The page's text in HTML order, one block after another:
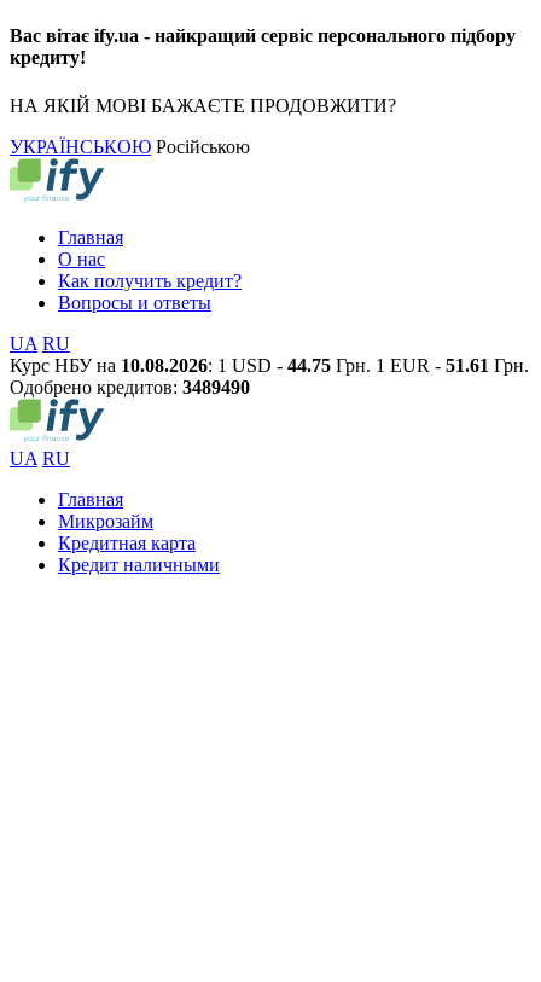
Вас вітає ify.ua - найкращий сервіс персонального підбору
кредиту!
НА ЯКІЙ МОВІ БАЖАЄТЕ ПРОДОВЖИТИ?
УКРАЇНСЬКОЮ Російською
Главная
О нас
Как получить кредит?
Вопросы и ответы
UA RU
Курс НБУ на 10.08.2026: 1 USD - 44.75 Грн. 1 EUR - 51.61 Грн.
Одобрено кредитов: 3489490
UA RU
Главная
Микрозайм
Кредитная карта
Кредит наличными